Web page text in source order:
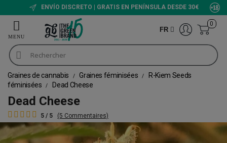
ENVÍO DISCRETO | GRATIS EN PENÍNSULA DESDE 30€
FR
0
Graines de cannabis Graines féminisées
R-Kiem Seeds
féminisées
Dead Cheese
Dead Cheese
5 / 5 (5 Commentaires)